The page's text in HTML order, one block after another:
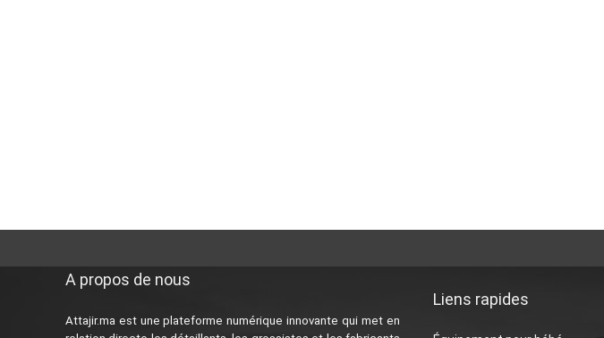
A propos de nous
Attajir.ma est une plateforme numérique innovante qui met en
Liens rapides